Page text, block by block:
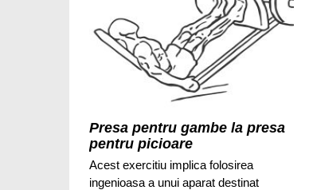
Presa pentru gambe la presa
pentru picioare
Acest exercitiu implica folosirea
ingenioasa a unui aparat destinat